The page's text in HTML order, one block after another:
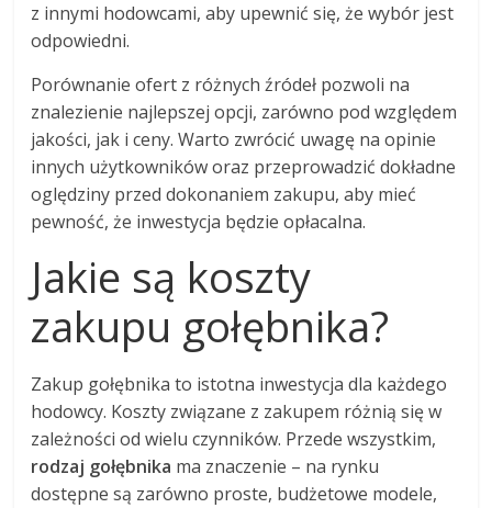
z innymi hodowcami, aby upewnić się, że wybór jest
odpowiedni.
Porównanie ofert z różnych źródeł pozwoli na
znalezienie najlepszej opcji, zarówno pod względem
jakości, jak i ceny. Warto zwrócić uwagę na opinie
innych użytkowników oraz przeprowadzić dokładne
oględziny przed dokonaniem zakupu, aby mieć
pewność, że inwestycja będzie opłacalna.
Jakie są koszty
zakupu gołębnika?
Zakup gołębnika to istotna inwestycja dla każdego
hodowcy. Koszty związane z zakupem różnią się w
zależności od wielu czynników. Przede wszystkim,
rodzaj gołębnika ma znaczenie – na rynku
dostępne są zarówno proste, budżetowe modele,